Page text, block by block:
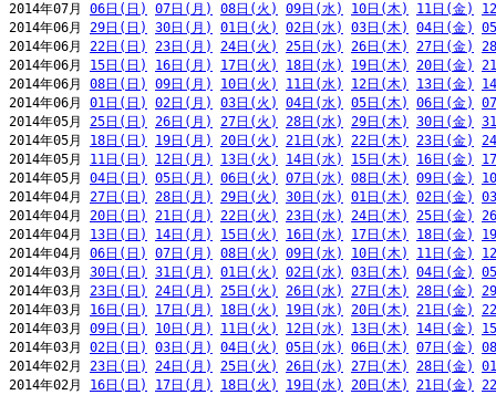
2014年07月 06日(日) 07日(月) 08日(火) 09日(水) 10日(木) 11日(金)
2014年06月 29日(日) 30日(月) 01日(火) 02日(水) 03日(木) 04日(金)
2014年06月 22日(日) 23日(月) 24日(火) 25日(水) 26日(木) 27日(金)
2014年06月 15日(日) 16日(月) 17日(火) 18日(水) 19日(木) 20日(金)
2014年06月 08日(日) 09日(月) 10日(火) 11日(水) 12日(木) 13日(金)
2014年06月 01日(日) 02日(月) 03日(火) 04日(水) 05日(木) 06日(金)
2014年05月 25日(日) 26日(月) 27日(火) 28日(水) 29日(木) 30日(金)
2014年05月 18日(日) 19日(月) 20日(火) 21日(水) 22日(木) 23日(金)
2014年05月 11日(日) 12日(月) 13日(火) 14日(水) 15日(木) 16日(金)
2014年05月 04日(日) 05日(月) 06日(火) 07日(水) 08日(木) 09日(金)
2014年04月 27日(日) 28日(月) 29日(火) 30日(水) 01日(木) 02日(金)
2014年04月 20日(日) 21日(月) 22日(火) 23日(水) 24日(木) 25日(金)
2014年04月 13日(日) 14日(月) 15日(火) 16日(水) 17日(木) 18日(金)
2014年04月 06日(日) 07日(月) 08日(火) 09日(水) 10日(木) 11日(金)
2014年03月 30日(日) 31日(月) 01日(火) 02日(水) 03日(木) 04日(金)
2014年03月 23日(日) 24日(月) 25日(火) 26日(水) 27日(木) 28日(金)
2014年03月 16日(日) 17日(月) 18日(火) 19日(水) 20日(木) 21日(金)
2014年03月 09日(日) 10日(月) 11日(火) 12日(水) 13日(木) 14日(金)
2014年03月 02日(日) 03日(月) 04日(火) 05日(水) 06日(木) 07日(金)
2014年02月 23日(日) 24日(月) 25日(火) 26日(水) 27日(木) 28日(金)
2014年02月 16日(日) 17日(月) 18日(火) 19日(水) 20日(木) 21日(金)